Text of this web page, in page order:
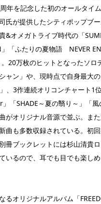
年を記念した初のオールタイ
氏が提供したシティポップブ
&オメガトライブ時代の「
」「ふたりの夏物語 NEVER
20万枚のヒットとなったソロ
ャン」や、現時点で自身最大
、3作連続オリコンチャート1
「SHADE～夏の翳り～」「風
がオリジナル音源で並ぶ。ま
曲も多数収録されている。初
冊ブックレットには杉山清貴
いるので、耳でも目でも楽し
るオリジナルアルバム「